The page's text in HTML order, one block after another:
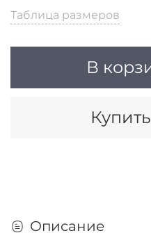
Таблица размеров
В
Описание